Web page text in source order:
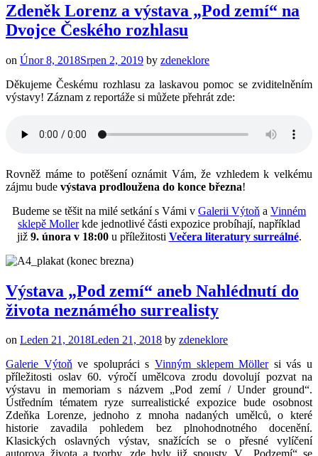
Zdeněk Lorenz a výstava „Pod zemí“ na
Dvojce Českého rozhlasu
on Únor 8, 2018Srpen 2, 2019 by zdeneklore
Děkujeme Českému rozhlasu za laskavou pomoc se zviditelněním
výstavy! Záznam z reportáže si můžete přehrát zde:
Rovněž máme to potěšení oznámit Vám, že vzhledem k velkému
zájmu bude výstava prodloužena do konce března!
Budeme se těšit na milé setkání s Vámi v Galerii Výtoň a Vinném
sklepě Mollerkde jednotlivé části expozice probíhají, například
již9. února v 18:00u příležitosti Večera literatury surreálné.
Výstava „Pod zemí“ aneb Nahlédnutí do
života neznámého surrealisty
on Leden 21, 2018Leden 21, 2018 by zdeneklore
Galerie Výtoňve spolupráci sVinným sklepem Möllersi vás u
příležitosti oslav 60. výročí umělcova zrodu dovolují pozvat na
výstavu in memoriam s názvem „Pod zemí / Under ground“.
Ústředním tématem ryze surrealistické expozice bude osobnost
Zdeňka Lorenze, jednoho z mnoha nadaných umělců, o které
historie zavadila pohledem bez plnohodnotného docenění.
Klasických oslavných výstav, snažících se o přesné vylíčení